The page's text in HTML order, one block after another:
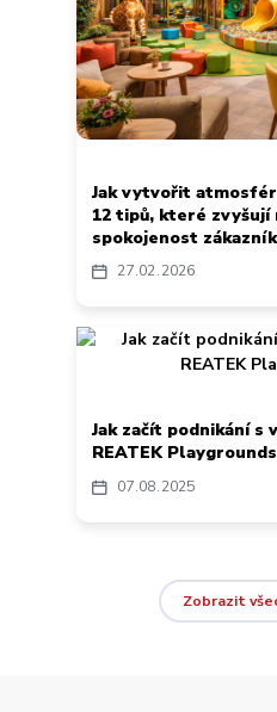
27 02 2026
Jak vytvořit
12 tipů, které zvyšují
spokojenost
07 08 2025
Jak začít podnikání s
REATEK Playgrounds
Zobrazit